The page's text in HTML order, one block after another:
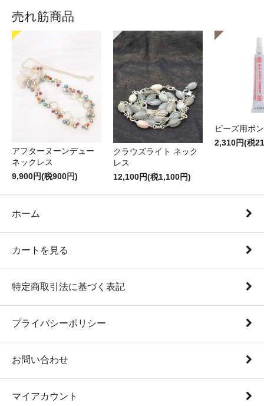
売れ筋商品
アフターヌーンデュー
ネックレス
9,900円(税900円)
クラウズライト ネック
レス
12,100円(税1,100円)
ビーズ用ボ
2,310円(税
ホーム
カートを見る
特定商取引法に基づく表記
プライバシーポリシー
お問い合わせ
マイアカウント